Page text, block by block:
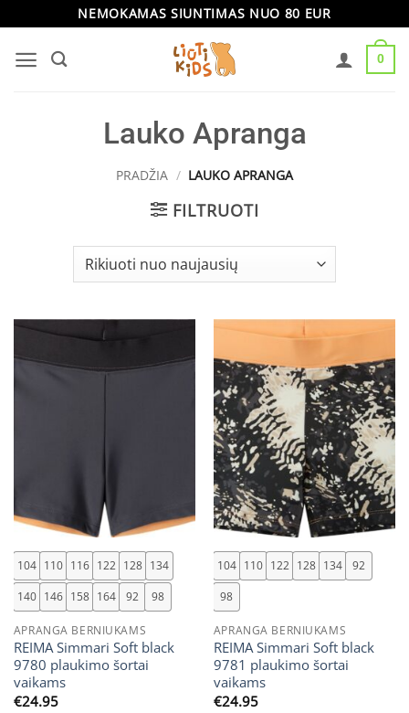
content
NEMOKAMAS SIUNTIMAS NUO 80 EUR
0
Lauko Apranga
PRADŽIA / LAUKO APRANGA
FILTRUOTI
104 110 116 122 128 134
140 146 158 164 92 98
APRANGA BERNIUKAMS
REIMA Simmari Soft black
9780 plaukimo šortai
vaikams
€24.95
104 110 122 128 134
92
98
APRANGA BERNIUKAMS
REIMA Simmari Soft black
9781 plaukimo šortai
vaikams
€24.95